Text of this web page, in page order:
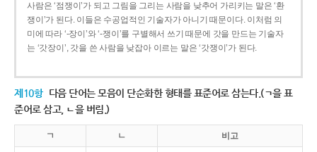
사람은 ‘점쟁이’가 되고 그림을 그리는 사람을 낮추어 가리키는 말은 ‘환
쟁이’가 된다. 이들은 수공업적인 기술자가 아니기 때문이다. 이처럼 의
미에 따라 ‘-장이’와 ‘-쟁이’를 구별해서 쓰기 때문에 갓을 만드는 기술자
는 ‘갓장이’, 갓을 쓴 사람을 낮잡아 이르는 말은 ‘갓쟁이’가 된다.
제10항 다음 단어는 모음이 단순화한 형태를 표준어로 삼는다.(ㄱ을 표
준어로 삼고, ㄴ을 버림.)
ㄱ ㄴ 비고